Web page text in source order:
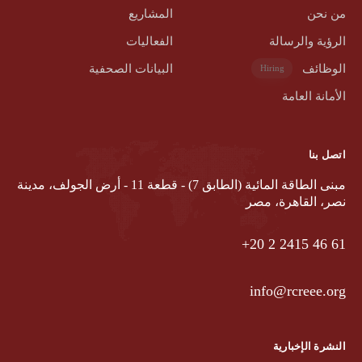
من نحن
الرؤية والرسالة
الوظائف Hiring
الأمانة العامة
المشاريع
الفعاليات
البيانات الصحفية
اتصل بنا
مبنى الطاقة المائية (الطابق 7) - قطعة 11 - أرض الجولف، مدينة
نصر، القاهرة، مصر
‎ +20‎ 2‎ 2415‎ 46‎ 61
info@rcreee.org
النشرة الإخبارية